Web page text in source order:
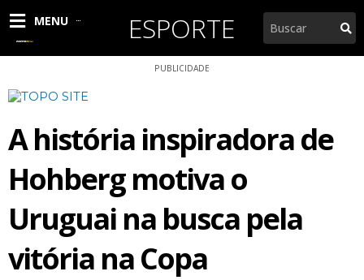
para
MENU ESPORTE Pesquisar
PUBLICIDADE
A história inspiradora de
Hohberg motiva o
Uruguai na busca pela
vitória na Copa